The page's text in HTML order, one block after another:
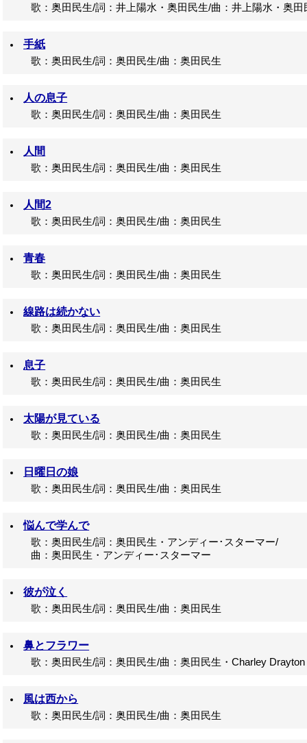
歌：奥田民生/詞：井上陽水・奥田民生/曲：井上陽水・奥田
手紙
歌：奥田民生/詞：奥田民生/曲：奥田民生
人の息子
歌：奥田民生/詞：奥田民生/曲：奥田民生
人間
歌：奥田民生/詞：奥田民生/曲：奥田民生
人間2
歌：奥田民生/詞：奥田民生/曲：奥田民生
青春
歌：奥田民生/詞：奥田民生/曲：奥田民生
線路は続かない
歌：奥田民生/詞：奥田民生/曲：奥田民生
息子
歌：奥田民生/詞：奥田民生/曲：奥田民生
太陽が見ている
歌：奥田民生/詞：奥田民生/曲：奥田民生
日曜日の娘
歌：奥田民生/詞：奥田民生/曲：奥田民生
悩んで学んで
歌：奥田民生/詞：奥田民生・アンディー･スターマー/
曲：奥田民生・アンディー･スターマー
彼が泣く
歌：奥田民生/詞：奥田民生/曲：奥田民生
鼻とフラワー
歌：奥田民生/詞：奥田民生/曲：奥田民生・Charley Drayton
風は西から
歌：奥田民生/詞：奥田民生/曲：奥田民生